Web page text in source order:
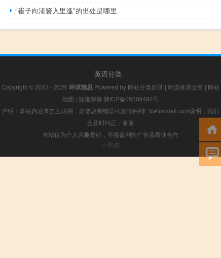
“崔子向渚箬入里逢”的出处是哪里
英语分类
Copyright © 2012 - 2026 环球雅思 Powered by 网站分类目录 | 精选推荐文章 | 网站
地图 | 疑难解答 陕ICP备05009492号
声明：本站内容来自互联网，如信息有错误可发邮件到f_fb#foxmail.com说明，我们
会及时纠正，谢谢
本站仅为个人兴趣爱好，不接盈利性广告及商业合作
小男孩